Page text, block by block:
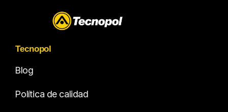
Tecnopol
Blog
Política de calidad